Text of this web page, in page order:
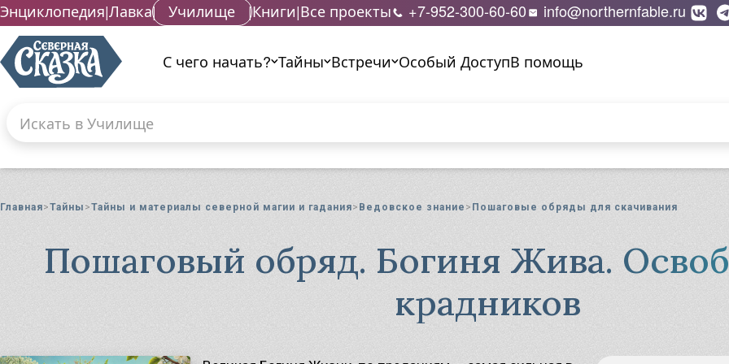
Энциклопедия|Лавка| Училище |Книги|Все проекты +7-952-300-60-60 info@northernfable.ru
С чего начать?
Гадание
Гадание Резами Духов
Магия
Магия Камней
Магия свечей
Магия Рез и Черт
Магия Науз
Сделайте первые
Тайны Встречи Особый ДоступВ помощь
Поиск по сайту
Введите текст и нажмите кнопку «Найти», чтобы выполнить поиск.
Главная Тайны Тайны и материалы северной магии и гадания Ведовское знание Пошаговые обряды для скачивания
Пошаговый обряд. Богиня Жива.
крадников